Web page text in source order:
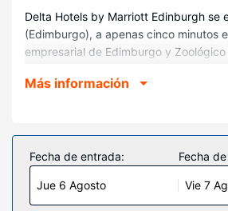
Delta Hotels by Marriott Edinburgh se
(Edimburgo), a apenas cinco minutos
empresarial de Edimburgo y
eventos Royal Highland Centre y a 4,9
Disfruta de una agradable estancia en
habitaciones con televisión de
cuentan con colchones con una capa
adicional y ropa de cama de alta
Más información
Fecha de entrada:
Jue 6 Agosto
Fecha
Vie 7